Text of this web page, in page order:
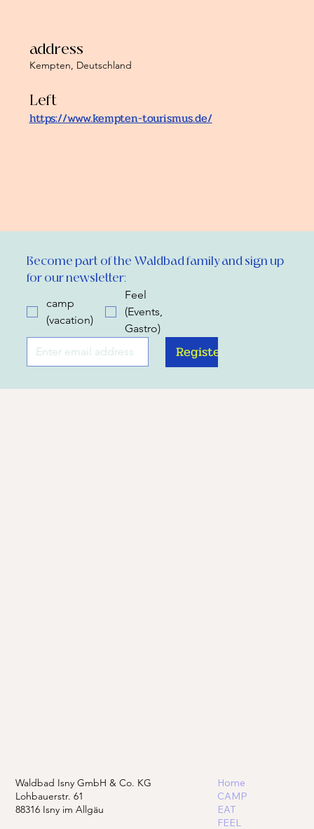
Become part of the Waldbad family and sign up
for our newsletter:
camp
(vacation)
Feel
(Events,
Gastro)
Register
address
Kempten, Deutschland
Left
https://www.kempten-tourismus.de/
Waldbad Isny GmbH & Co. KG
Lohbauerstr. 61
88316 Isny im Allgäu
Home
CAMP
EAT
FEEL